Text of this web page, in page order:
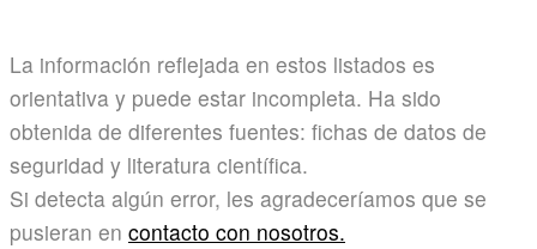
La información reflejada en estos listados es
orientativa y puede estar incompleta. Ha sido
obtenida de diferentes fuentes: fichas de datos de
seguridad y literatura científica.
Si detecta algún error, les agradeceríamos que se
pusieran en contacto con nosotros.